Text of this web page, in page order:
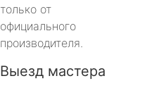
только от
официального
производителя.
Выезд мастера